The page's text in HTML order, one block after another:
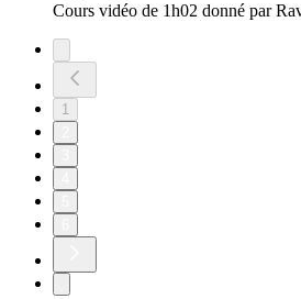
Cours vidéo de 1h02 donné par
1